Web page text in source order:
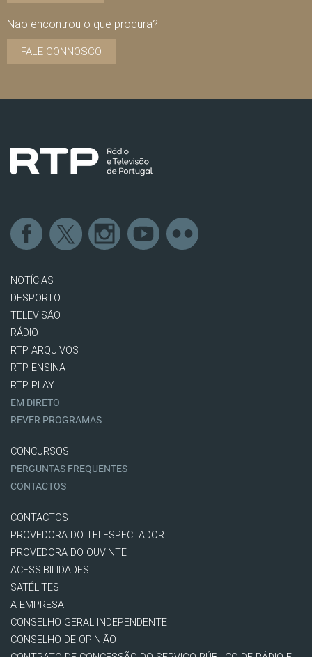
Não encontrou o que procura?
FALE CONNOSCO
NOTÍCIAS
DESPORTO
TELEVISÃO
RÁDIO
RTP ARQUIVOS
RTP ENSINA
RTP PLAY
EM DIRETO
REVER PROGRAMAS
CONCURSOS
PERGUNTAS FREQUENTES
CONTACTOS
CONTACTOS
PROVEDORA DO TELESPECTADOR
PROVEDORA DO OUVINTE
ACESSIBILIDADES
SATÉLITES
A EMPRESA
CONSELHO GERAL INDEPENDENTE
CONSELHO DE OPINIÃO